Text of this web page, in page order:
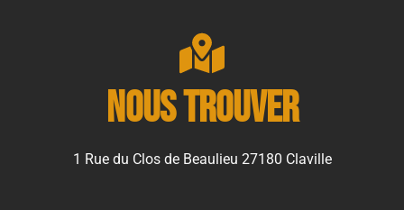
Nous trouver
1 Rue du Clos de Beaulieu 27180 Claville